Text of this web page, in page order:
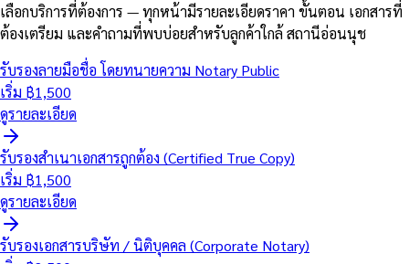
เลือกบริการที่ต้องการ — ทุกหน้ามีรายละเอียดราคา ขั้นตอน เอกสารที่
ต้องเตรียม และคำถามที่พบบ่อยสำหรับลูกค้าใกล้สถานีอ่อนนุช
รับรองลายมือชื่อ โดยทนายความ Notary Public
เริ่ม ฿1,500
ดูรายละเอียด
รับรองสำเนาเอกสารถูกต้อง (Certified True Copy)
เริ่ม ฿1,500
ดูรายละเอียด
รับรองเอกสารบริษัท / นิติบุคคล (Corporate Notary)